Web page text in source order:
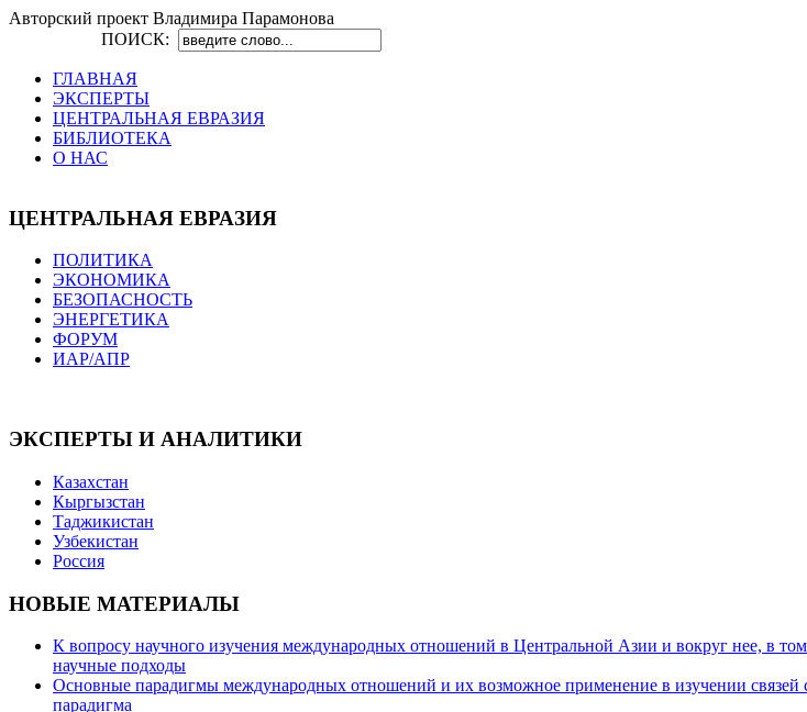
Авторский проект Владимира Парамонова
ПОИСК:
ГЛАВНАЯ
ЭКСПЕРТЫ
ЦЕНТРАЛЬНАЯ ЕВРАЗИЯ
БИБЛИОТЕКА
О НАС
ЦЕНТРАЛЬНАЯ ЕВРАЗИЯ
ПОЛИТИКА
ЭКОНОМИКА
БЕЗОПАСНОСТЬ
ЭНЕРГЕТИКА
ФОРУМ
ИАР/АПР
ЭКСПЕРТЫ И АНАЛИТИКИ
Казахстан
Кыргызстан
Таджикистан
Узбекистан
Россия
НОВЫЕ МАТЕРИАЛЫ
К вопросу научного изучения международных отношений в Центральной Азии и вокруг нее, в
научные подходы
Основные парадигмы международных отношений и их возможное применение в изучении связей
парадигма